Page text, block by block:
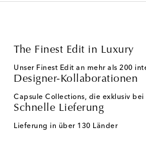
The Finest Edit in Luxury
Unser Finest Edit an mehr als 200
Designer-Kollaborationen
Capsule Collections, die exklusiv
Schnelle Lieferung
Lieferung in über 130 Länder